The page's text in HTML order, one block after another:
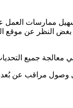
ممارسات
عن موقع
مراقب عن